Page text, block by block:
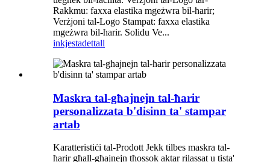
Rakkmu: faxxa elastika mgeżwra bil-ħarir;
Verżjoni tal-Logo Stampat: faxxa elastika
mgeżwra bil-ħarir. Solidu Ve...
inkjestadettall
Maskra tal-għajnejn tal-ħarir
personalizzata b'disinn ta' stampar
artab
Karatteristiċi tal-Prodott Jekk tilbes maskra tal-
ħarir għall-għajnejn tħossok aktar rilassat u tista'